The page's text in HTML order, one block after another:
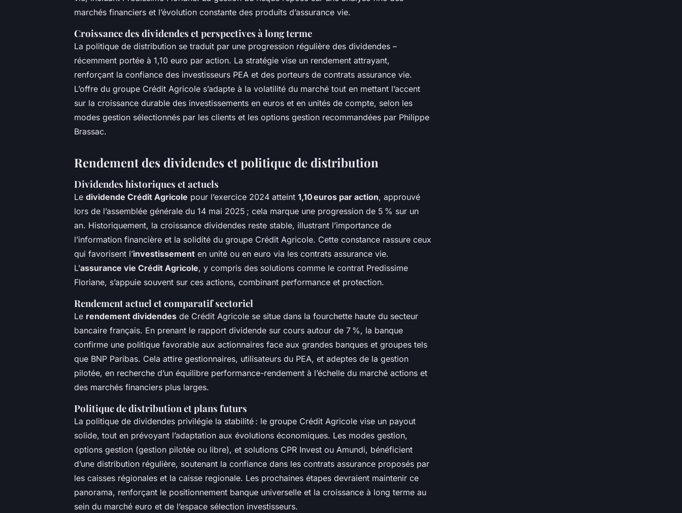
marchés financiers et l’évolution constante des produits d’assurance vie.
Croissance des dividendes et perspectives à long terme
La politique de distribution se traduit par une progression régulière des dividendes –
récemment portée à 1,10 euro par action. La stratégie vise un rendement attrayant,
renforçant la confiance des investisseurs PEA et des porteurs de contrats assurance vie.
L’offre du groupe Crédit Agricole s’adapte à la volatilité du marché tout en mettant l’accent
sur la croissance durable des investissements en euros et en unités de compte, selon les
modes gestion sélectionnés par les clients et les options gestion recommandées par Philippe
Brassac.
Rendement des dividendes et politique de distribution
Dividendes historiques et actuels
Le dividende Crédit Agricole pour l’exercice 2024 atteint 1,10 euros par action, approuvé
lors de l’assemblée générale du 14 mai 2025 ; cela marque une progression de 5 % sur un
an. Historiquement, la croissance dividendes reste stable, illustrant l’importance de
l’information financière et la solidité du groupe Crédit Agricole. Cette constance rassure ceux
qui favorisent l’investissement en unité ou en euro via les contrats assurance vie.
L’assurance vie Crédit Agricole, y compris des solutions comme le contrat Predissime
Floriane, s’appuie souvent sur ces actions, combinant performance et protection.
Rendement actuel et comparatif sectoriel
Le rendement dividendes de Crédit Agricole se situe dans la fourchette haute du secteur
bancaire français. En prenant le rapport dividende sur cours autour de 7 %, la banque
confirme une politique favorable aux actionnaires face aux grandes banques et groupes tels
que BNP Paribas. Cela attire gestionnaires, utilisateurs du PEA, et adeptes de la gestion
pilotée, en recherche d’un équilibre performance-rendement à l’échelle du marché actions et
des marchés financiers plus larges.
Politique de distribution et plans futurs
La politique de dividendes privilégie la stabilité : le groupe Crédit Agricole vise un payout
solide, tout en prévoyant l’adaptation aux évolutions économiques. Les modes gestion,
options gestion (gestion pilotée ou libre), et solutions CPR Invest ou Amundi, bénéficient
d’une distribution régulière, soutenant la confiance dans les contrats assurance proposés par
les caisses régionales et la caisse regionale. Les prochaines étapes devraient maintenir ce
panorama, renforçant le positionnement banque universelle et la croissance à long terme au
sein du marché euro et de l’espace sélection investisseurs.